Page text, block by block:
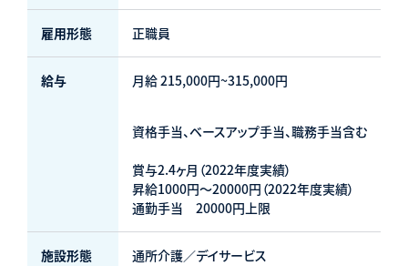
雇用形態 正職員
給与 月給 215,000円~315,000円
資格手当、ベースアップ手当、職務手当含む
賞与2.4ヶ月（2022年度実績）
昇給1000円～20000円（2022年度実績）
通勤手当 20000円上限
施設形態 通所介護／デイサービス